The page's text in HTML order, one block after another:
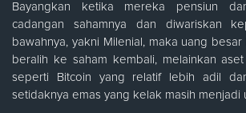
Bayangkan ketika mereka pensiun
cadangan sahamnya dan diwariskan
bawahnya, yakni Milenial, maka uang
beralih ke saham kembali, melainkan
seperti Bitcoin yang relatif lebih adil
setidaknya emas yang kelak masih menjadi